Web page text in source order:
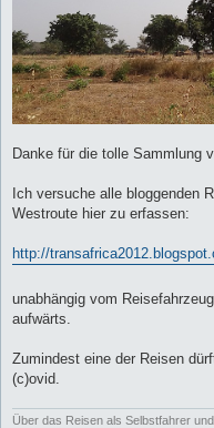
Danke für die tolle Sammlung
Ich versuche alle bloggenden
Westroute hier zu erfassen:
http://
unabhängig vom
aufwärts.
Zumindest eine der Reisen
(c)ovid.
Über das Reisen als Selbstfahrer